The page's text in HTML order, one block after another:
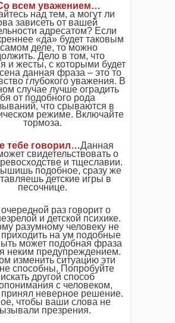
всем уважением…
над тем, а могут ли
зависеть от вашей
адресатом? Если
«да» будет таковым
деле, то можно
Дело в том, что
и жесты, с которыми будет
данная фраза – это то
глубокого уважения. В
случае лучше оградить
от подобного рода
что срываются в
режиме. Включайте
тормоза.
тебе говорил…Данная
свидетельствовать о
и тщеславии.
подобное, сразу же
детские игры в
песочнице.
раз говорит о
и детской психике.
разумному человеку не
на ум подобные
может подобная фраза
неким предупреждением.
изменить ситуацию эти
способны. Попробуйте
другой способ
с человеком,
принял неверное решение.
чтобы ваши слова не
презрения.